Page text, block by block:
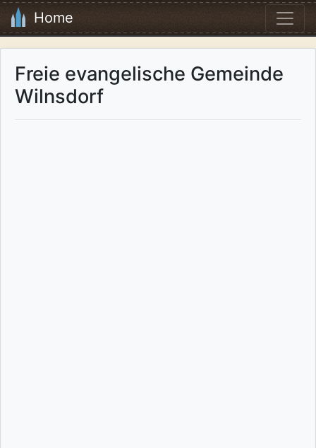
Home
Freie evangelische Gemeinde
Wilnsdorf